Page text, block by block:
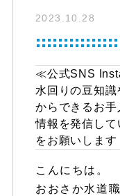
2023.10.28
≪公式SNS
水回りの豆知識
からできるお
情報を発信し
をお願いします
こんにちは。
おおさか水道